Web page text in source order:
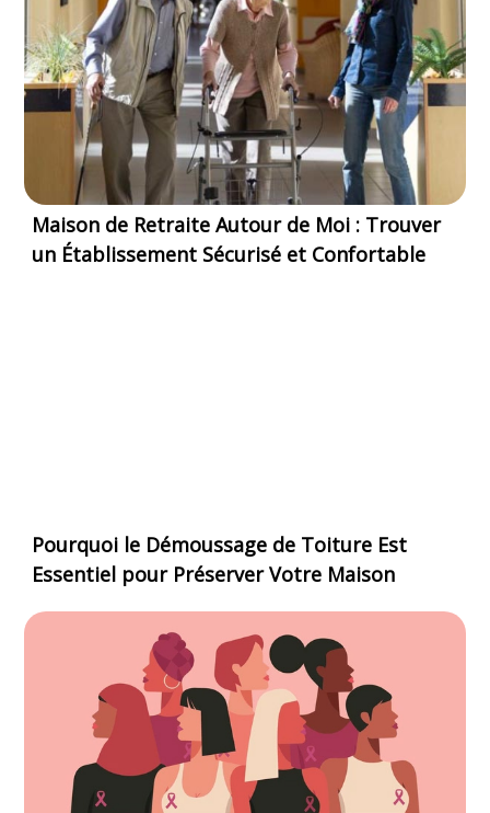
Maison de Retraite Autour de Moi : Trouver
un Établissement Sécurisé et Confortable
Pourquoi le Démoussage de Toiture Est
Essentiel pour Préserver Votre Maison